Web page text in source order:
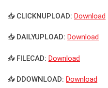
📥 CLICKNUPLOAD: Download
📥 DAILYUPLOAD: Download
📥 FILECAD: Download
📥 DDOWNLOAD: Download